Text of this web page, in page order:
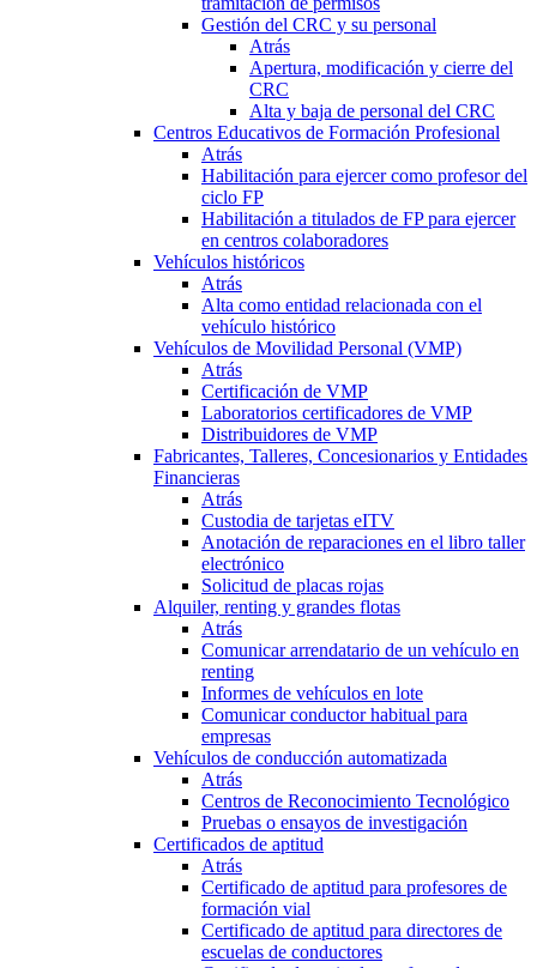
Gestión del CRC y su personal
Atrás
Apertura, modificación y cierre del
CRC
Alta y baja de personal del CRC
Centros Educativos de Formación Profesional
Atrás
Habilitación para ejercer como profesor del
ciclo FP
Habilitación a titulados de FP para ejercer
en centros colaboradores
Vehículos históricos
Atrás
Alta como entidad relacionada con el
vehículo histórico
Vehículos de Movilidad Personal (VMP)
Atrás
Certificación de VMP
Laboratorios certificadores de VMP
Distribuidores de VMP
Fabricantes, Talleres, Concesionarios y Entidades
Financieras
Atrás
Custodia de tarjetas eITV
Anotación de reparaciones en el libro taller
electrónico
Solicitud de placas rojas
Alquiler, renting y grandes flotas
Atrás
Comunicar arrendatario de un vehículo en
renting
Informes de vehículos en lote
Comunicar conductor habitual para
empresas
Vehículos de conducción automatizada
Atrás
Centros de Reconocimiento Tecnológico
Pruebas o ensayos de investigación
Certificados de aptitud
Atrás
Certificado de aptitud para profesores de
formación vial
Certificado de aptitud para directores de
escuelas de conductores